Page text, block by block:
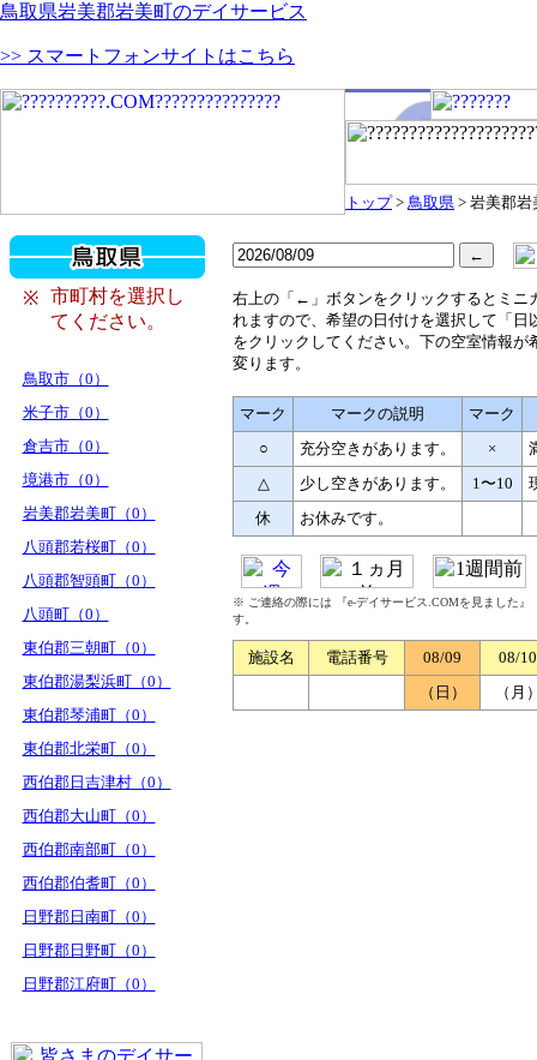
鳥取県岩美郡岩美町のデイサービス
>> スマートフォンサイトはこちら
トップ> 鳥取県 > 岩美郡岩
※
市町村を選択し
てください。
鳥取市（0）
米子市（0）
倉吉市（0）
境港市（0）
岩美郡岩美町（0）
八頭郡若桜町（0）
八頭郡智頭町（0）
八頭町（0）
東伯郡三朝町（0）
東伯郡湯梨浜町（0）
東伯郡琴浦町（0）
東伯郡北栄町（0）
西伯郡日吉津村（0）
西伯郡大山町（0）
西伯郡南部町（0）
西伯郡伯耆町（0）
日野郡日南町（0）
日野郡日野町（0）
日野郡江府町（0）
右上の「←」ボタンをクリックするとミニ
れますので、希望の日付けを選択して「日
をクリックしてください。下の空室情報が
変ります。
マーク マークの説明
マーク
○
充分空きがあります。 ×
△
少し空きがあります。 1〜10
休
お休みです。
※ ご連絡の際には 『e-デイサービス.COMを見ました
す。
施設名 電話番号 08/09
08/10
（日）
（月